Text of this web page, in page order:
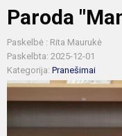
Paroda
Paskelbė : Rita Maurukė
Paskelbta: 2025-12-01
Kategorija: Pranešimai